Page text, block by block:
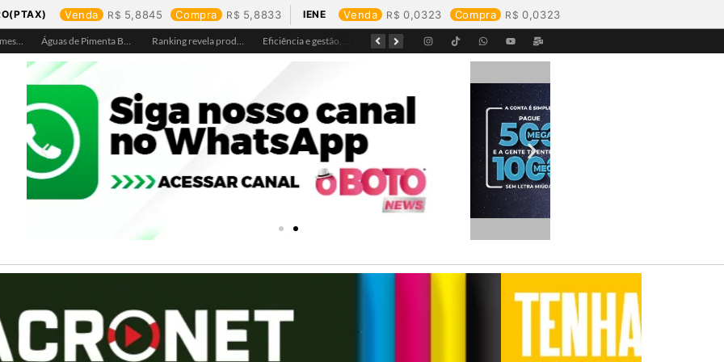
Venda 5,8845 Compra 5,8833 IENE Venda 0,0323 Compra 0,0323
Águas de Pimenta Bueno amplia rede de abastecimento e leva água tratada para moradores da região do aeroporto Ranking revela produtos mais comprados em cada estado e aponta drone como destaque em Rondônia Eficiência e gestão, Buritis se torna referência em controle de perdas de água